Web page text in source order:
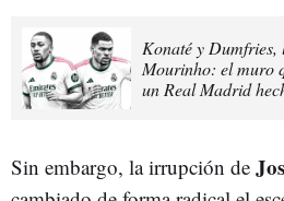
Konaté y Dumfries,
Mourinho: el muro
un Real Madrid
Sin embargo, la irrupción de